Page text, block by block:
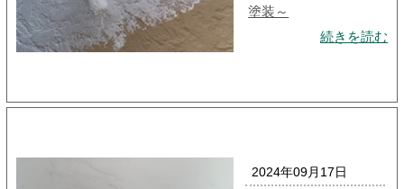
塗装～
続きを読む
2024年09月17日